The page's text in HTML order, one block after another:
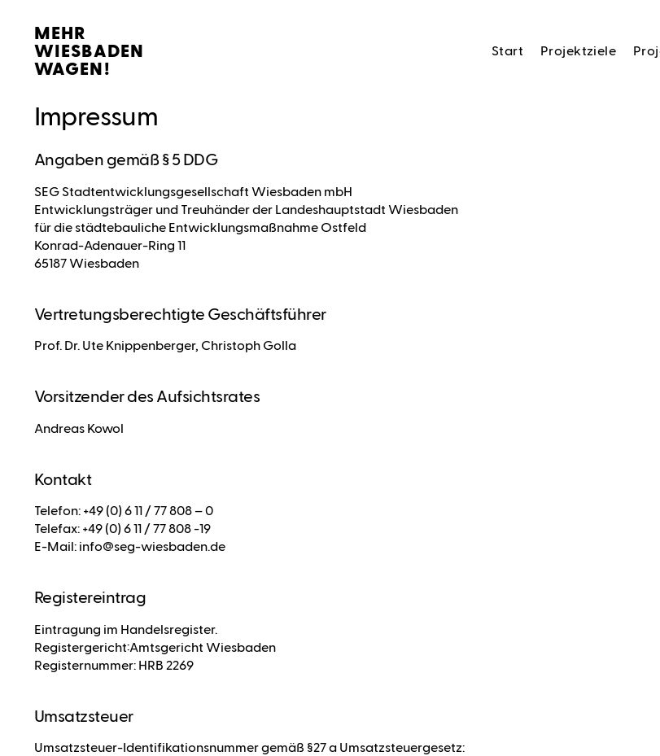
MEHR
WIESBADEN
WAGEN!
Start Projektziele
Impressum
Angaben gemäß § 5 DDG
SEG Stadtentwicklungsgesellschaft Wiesbaden mbH
Entwicklungsträger und Treuhänder der Landeshauptstadt Wiesbaden
für die städtebauliche Entwicklungsmaßnahme Ostfeld
Konrad-Adenauer-Ring 11
65187 Wiesbaden
Vertretungsberechtigte Geschäftsführer
Prof. Dr. Ute Knippenberger, Christoph Golla
Vorsitzender des Aufsichtsrates
Andreas Kowol
Kontakt
Telefon: +49 (0) 6 11 / 77 808 – 0
Telefax: +49 (0) 6 11 / 77 808 -19
E-Mail: info@seg-wiesbaden.de
Registereintrag
Eintragung im Handelsregister.
Registergericht:Amtsgericht Wiesbaden
Registernummer: HRB 2269
Umsatzsteuer
Umsatzsteuer-Identifikationsnummer gemäß §27 a Umsatzsteuergesetz: